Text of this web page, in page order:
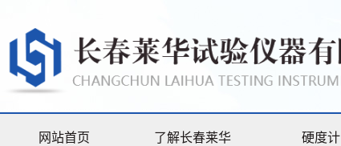
网站首页 了解长春莱华 硬度计